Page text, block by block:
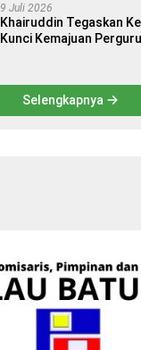
9 Juli 2026
Khairuddin Tegaskan
Kunci Kemajuan
Selengkapnya